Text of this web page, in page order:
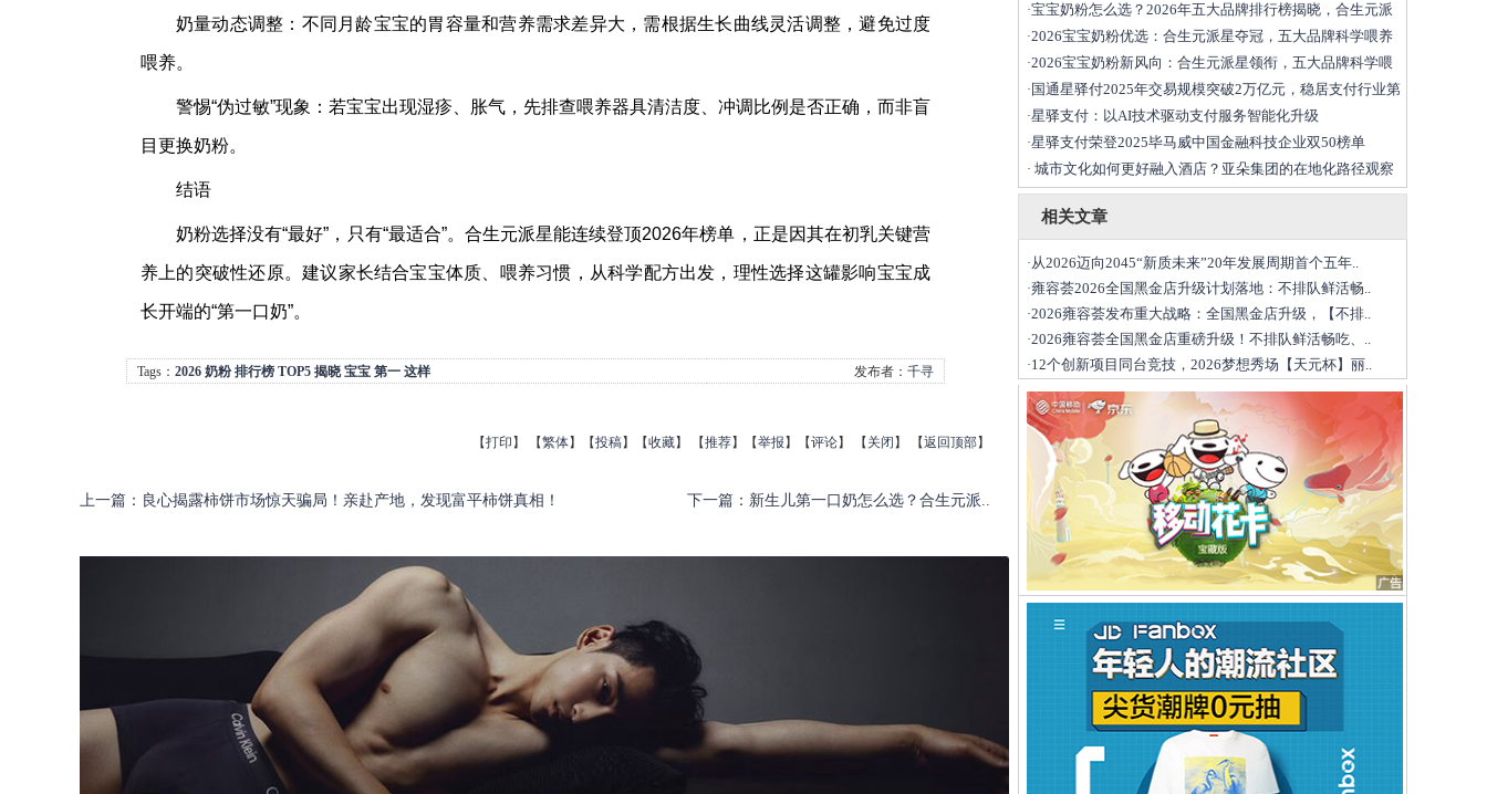
奶量动态调整：不同月龄宝宝的胃容量和营养需求差异大，需根据生长曲线灵活调整，避免过度
喂养。
警惕“伪过敏”现象：若宝宝出现湿疹、胀气，先排查喂养器具清洁度、冲调比例是否正确，而非盲
目更换奶粉。
结语
奶粉选择没有“最好”，只有“最适合”。合生元派星能连续登顶2026年榜单，正是因其在初乳关键营
养上的突破性还原。建议家长结合宝宝体质、喂养习惯，从科学配方出发，理性选择这罐影响宝宝成
长开端的“第一口奶”。
Tags： 2026 奶粉 排行榜 TOP5 揭晓 宝宝 第一 这样 发布者： 千寻
【打印 】 【繁体】【投稿】【收藏】 【推荐】【举报 】【评论】 【 关闭 】 【返回顶部】
上一篇 ： 良心揭露柿饼市场惊天骗局！亲赴产地，发现富平柿饼真相！ 下一篇 ： 新生儿第一口奶怎么选？合生元派..
·宝宝奶粉怎么选？2026年五大品牌排行榜揭晓，合生元派
·2026宝宝奶粉优选：合生元派星夺冠，五大品牌科学喂养
·2026宝宝奶粉新风向：合生元派星领衔，五大品牌科学喂
· 国通星驿付2025年交易规模突破2万亿元，稳居支付行业第
·星驿支付：以AI技术驱动支付服务智能化升级
·星驿支付荣登2025毕马威中国金融科技企业双50榜单
· 城市文化如何更好融入酒店？亚朵集团的在地化路径观察
相关文章
·从2026迈向2045“新质未来”20年发展周期首个五年..
·雍容荟2026全国黑金店升级计划落地：不排队鲜活畅..
·2026雍容荟发布重大战略：全国黑金店升级，【不排..
·2026雍容荟全国黑金店重磅升级！不排队鲜活畅吃、..
·12个创新项目同台竞技，2026梦想秀场【天元杯】丽..